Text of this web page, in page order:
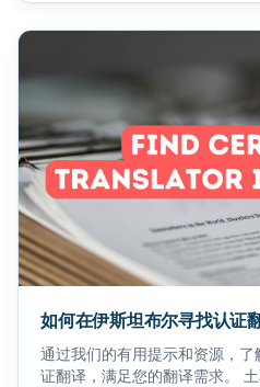
如何在伊斯坦布尔寻找认证
通过我们的有用提示和资源，
证翻译，满足您的翻译需求。